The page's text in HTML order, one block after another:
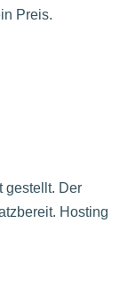
Preis.
gestellt. Der
Hosting